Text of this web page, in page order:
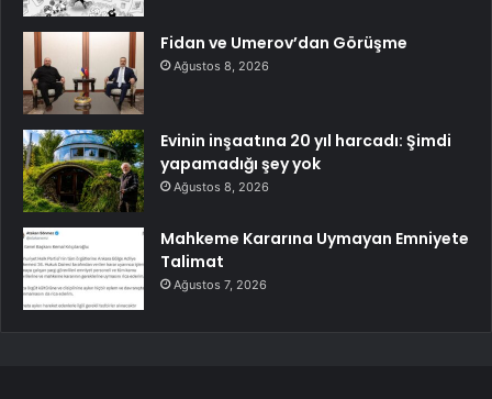
Fidan ve Umerov’dan Görüşme
Ağustos 8, 2026
Evinin inşaatına 20 yıl harcadı: Şimdi
yapamadığı şey yok
Ağustos 8, 2026
Mahkeme Kararına Uymayan Emniyete
Talimat
Ağustos 7, 2026